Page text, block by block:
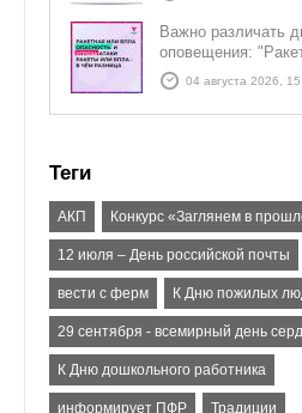
Важно различать
оповещения:
БПЛА опасность" и
атаки ракеты или
04 августа 2026,
Теги
АКП Конкурс «Заглянем в
12 июля – День российской почты
вести с ферм К Дню пожилых
29 сентября - всемирный день
К Дню дошкольного работника
информирует ПФР Традиции